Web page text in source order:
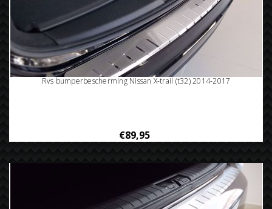
Rvs bumperbescherming Nissan X-trail (t32) 2014-2017
€89,95